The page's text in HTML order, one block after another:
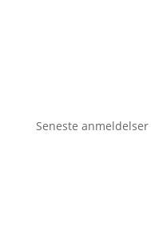
Seneste anmeldelser